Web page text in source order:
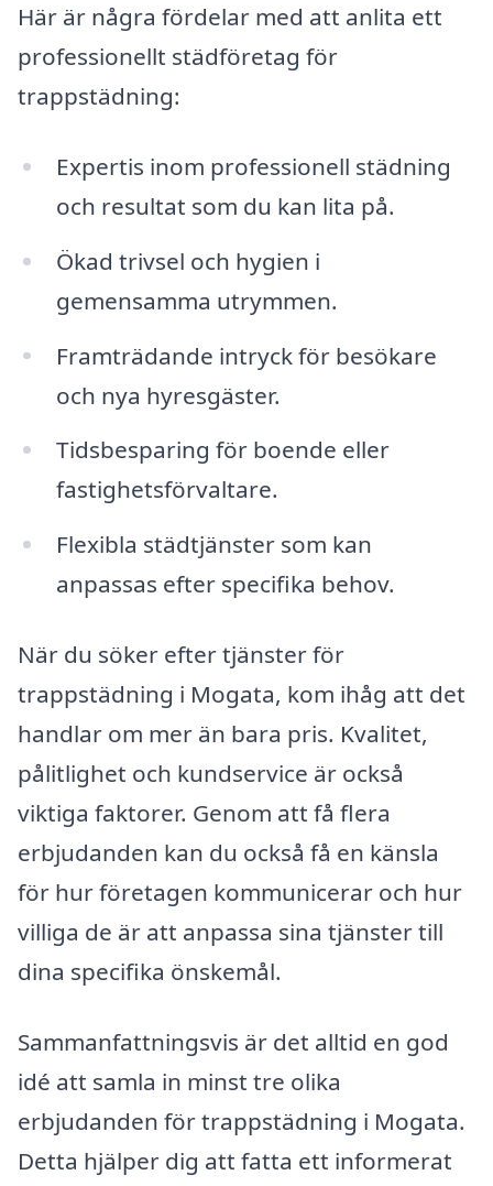
Här är några fördelar med att anlita ett
professionellt städföretag för
trappstädning:
Expertis inom professionell städning
och resultat som du kan lita på.
Ökad trivsel och hygien i
gemensamma utrymmen.
Framträdande intryck för besökare
och nya hyresgäster.
Tidsbesparing för boende eller
fastighetsförvaltare.
Flexibla städtjänster som kan
anpassas efter specifika behov.
När du söker efter tjänster för
trappstädning i Mogata, kom ihåg att det
handlar om mer än bara pris. Kvalitet,
pålitlighet och kundservice är också
viktiga faktorer. Genom att få flera
erbjudanden kan du också få en känsla
för hur företagen kommunicerar och hur
villiga de är att anpassa sina tjänster till
dina specifika önskemål.
Sammanfattningsvis är det alltid en god
idé att samla in minst tre olika
erbjudanden för trappstädning i Mogata.
Detta hjälper dig att fatta ett informerat